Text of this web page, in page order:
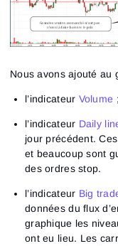
Nous avons ajouté au
l’indicateur Volume ;
l’indicateur Daily
jour précédent.
et beaucoup sont
des ordres stop.
l’indicateur Big
données du flux
graphique les
ont eu lieu. Les